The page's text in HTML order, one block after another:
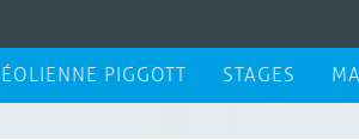
ÉOLIENNE PIGGOTT STAGES